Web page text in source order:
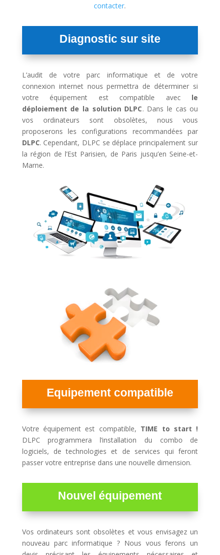
contacter.
Diagnostic sur site
L’audit de votre parc informatique et de votre
connexion internet nous permettra de déterminer si
votre équipement est compatible avec le
déploiement de la solution DLPC. Dans le cas ou
vos ordinateurs sont obsolètes, nous vous
proposerons les configurations recommandées par
DLPC. Cependant, DLPC se déplace principalement sur
la région de l’Est Parisien, de Paris jusqu’en Seine-et-
Marne.
Equipement compatible
Votre équipement est compatible, TIME to start !
DLPC programmera l’installation du combo de
logiciels, de technologies et de services qui feront
passer votre entreprise dans une nouvelle dimension.
Nouvel équipement
Vos ordinateurs sont obsolètes et vous envisagez un
nouveau parc informatique ? Nous vous ferons un